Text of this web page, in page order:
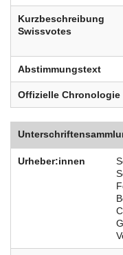
Kurzbeschreibung
Swissvotes
Abstimmungstext
Offizielle Chronologie
Urheber:innen